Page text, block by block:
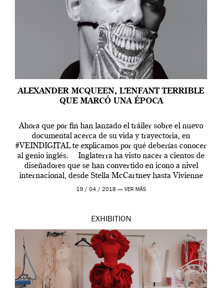
ALEXANDER MCQUEEN, L’ENFANT TERRIBLE
QUE MARCÓ UNA ÉPOCA
Ahora que por fin han lanzado el tráiler sobre el nuevo
documental acerca de su vida y trayectoria, en
#VEINDIGITAL te explicamos por qué deberías conocer
al genio inglés. Inglaterra ha visto nacer a cientos de
diseñadores que se han convertido en icono a nivel
internacional, desde Stella McCartney hasta Vivienne
Westwood pasando […]
19 / 04 / 2018 — VER MÁS
EXHIBITION